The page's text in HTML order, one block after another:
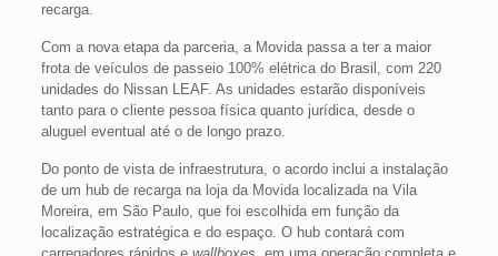
recarga.
Com a nova etapa da parceria, a Movida passa a ter a maior
frota de veículos de passeio 100% elétrica do Brasil, com 220
unidades do Nissan LEAF. As unidades estarão disponíveis
tanto para o cliente pessoa física quanto jurídica, desde o
aluguel eventual até o de longo prazo.
Do ponto de vista de infraestrutura, o acordo inclui a instalação
de um hub de recarga na loja da Movida localizada na Vila
Moreira, em São Paulo, que foi escolhida em função da
localização estratégica e do espaço. O hub contará com